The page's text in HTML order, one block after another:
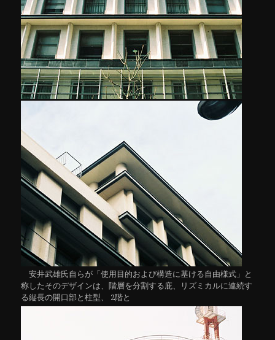
安井武雄氏自らが「使用目的および構造に基ける自由様式」と
称したそのデザインは、階層を分割する庇、リズミカルに連続す
る縦長の開口部と柱型、 2階と